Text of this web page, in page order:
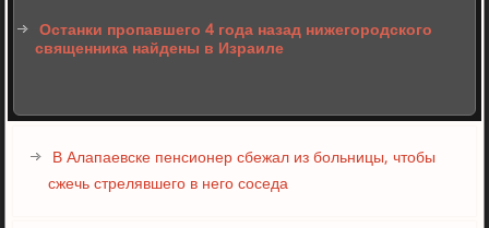
Останки пропавшего 4 года назад нижегородского
священника найдены в Израиле
В Алапаевске пенсионер сбежал из больницы, чтобы
сжечь стрелявшего в него соседа